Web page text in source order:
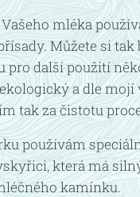
mléka
Můžete si tak
pro další použití
a dle
tak za čistotu
používám
která má
kamínku.